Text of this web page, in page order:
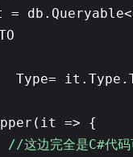
Type=
=> {
//这边完全是C#代码